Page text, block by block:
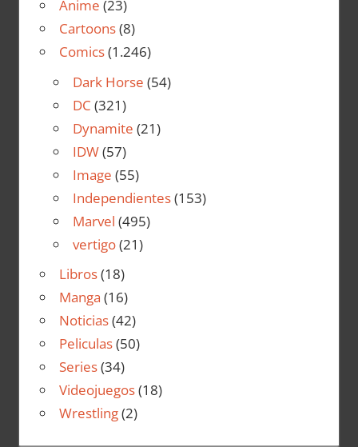
Anime (23)
Cartoons(8)
Comics(1.246)
Dark Horse (54)
DC (321)
Dynamite (21)
IDW(57)
Image (55)
Independientes(153)
Marvel (495)
vertigo(21)
Libros(18)
Manga (16)
Noticias(42)
Peliculas(50)
Series(34)
Videojuegos(18)
Wrestling(2)